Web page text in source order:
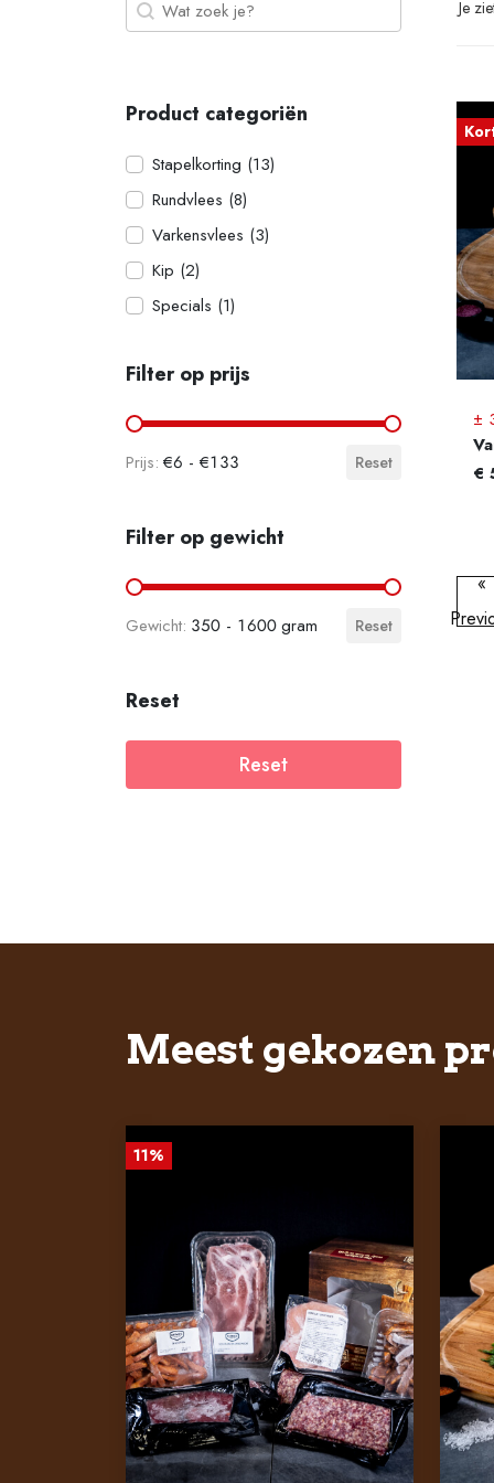
Product categoriën
Product categoriën
Stapelkorting (13)
Rundvlees (8)
Varkensvlees (3)
Kip (2)
Specials (1)
Filter op prijs
Filter op prijs
€6 - €133 Reset
Filter op gewicht
Filter op gewicht
350 - 1600 Reset
Reset
Reset
Je
±
€
«
Meest gekozen
11%